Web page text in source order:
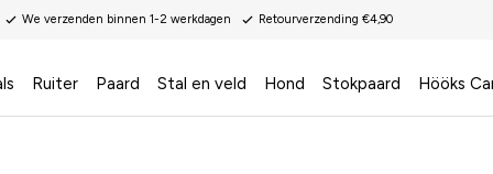
We verzenden binnen 1-2 werkdagen Retourverzending €4,90
Ruiter Paard Stal en veld Hond Stokpaard Hööks